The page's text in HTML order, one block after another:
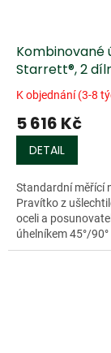
Kombinované
Starrett®, 2
K objednání (3-8
5 616 Kč
DETAIL
Standardní měřící
Pravítko z
oceli a
úhelníkem 45°/90°
vodováhou.